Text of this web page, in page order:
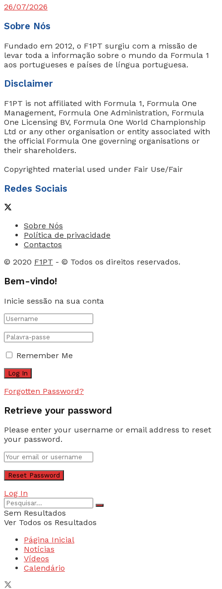
26/07/2026
Sobre Nós
Fundado em 2012, o F1PT surgiu com a missão de
levar toda a informação sobre o mundo da Formula 1
aos portugueses e países de língua portuguesa.
Disclaimer
F1PT is not affiliated with Formula 1, Formula One
Management, Formula One Administration, Formula
One Licensing BV, Formula One World Championship
Ltd or any other organisation or entity associated with
the official Formula One governing organisations or
their shareholders.
Copyrighted material used under Fair Use/Fair
Redes Sociais
Sobre Nós
Política de privacidade
Contactos
© 2020 F1PT - © Todos os direitos reservados.
Bem-vindo!
Inicie sessão na sua conta
Remember Me
Forgotten Password?
Retrieve your password
Please enter your username or email address to reset
your password.
Log In
Sem Resultados
Ver Todos os Resultados
Página Inicial
Notícias
Vídeos
Calendário